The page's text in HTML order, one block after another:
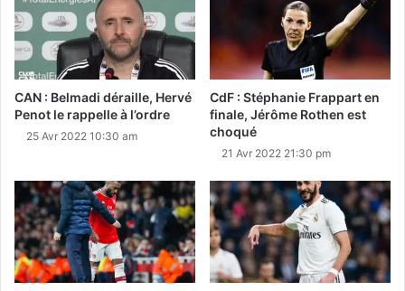
CAN : Belmadi déraille, Hervé
Penot le rappelle à l’ordre
25 Avr 2022 10:30 am
CdF : Stéphanie Frappart en
finale, Jérôme Rothen est
choqué
21 Avr 2022 21:30 pm